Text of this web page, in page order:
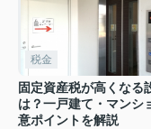
税金
固定資産税が高くなる
は？一戸建て・マンシ
意ポイントを解説